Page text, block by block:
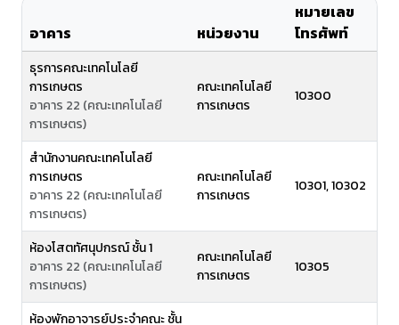
อาคาร หน่วยงาน
หมายเลข
โทรศัพท์
ธุรการคณะเทคโนโลยี
การเกษตร
อาคาร 22 (คณะเทคโนโลยี
การเกษตร)
คณะเทคโนโลยี
การเกษตร
10300
สำนักงานคณะเทคโนโลยี
การเกษตร
อาคาร 22 (คณะเทคโนโลยี
การเกษตร)
คณะเทคโนโลยี
การเกษตร
10301, 10302
ห้องโสตทัศนุปกรณ์ ชั้น 1
อาคาร 22 (คณะเทคโนโลยี
การเกษตร)
คณะเทคโนโลยี
การเกษตร
10305
ห้องพักอาจารย์ประจำคณะ ชั้น